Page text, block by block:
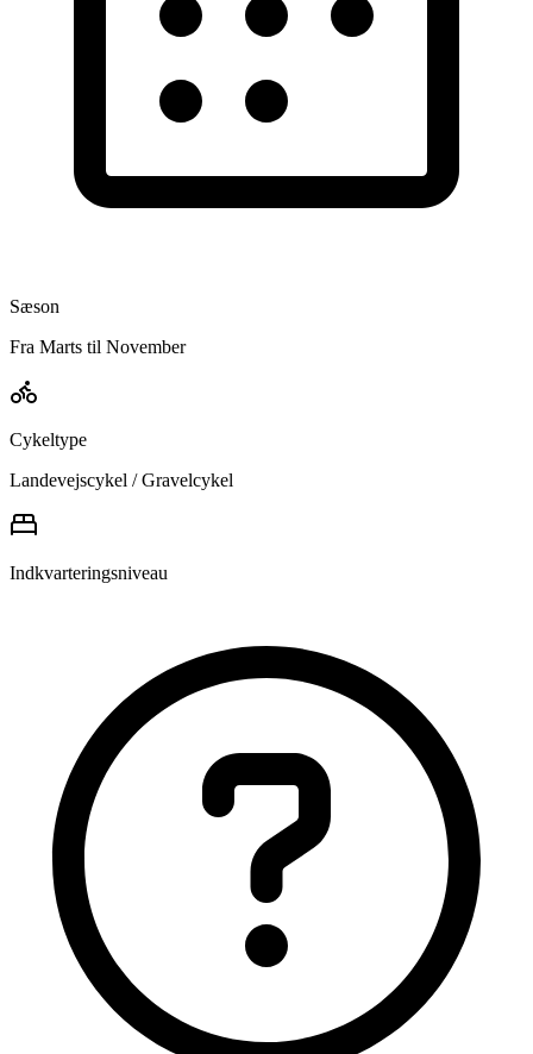
Sæson
Fra Marts til November
Cykeltype
Landevejscykel / Gravelcykel
Indkvarteringsniveau